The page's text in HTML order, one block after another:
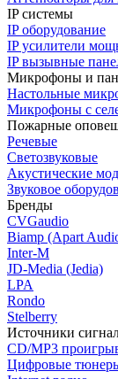
IP системы
IP оборудование
IP усилители
IP вызывные
Микрофоны и
Настольные
Микрофоны с
Пожарные
Речевые
Светозвуковые
Акустические
Звуковое
Бренды
CVGaudio
Biamp (Apart
Inter-M
JD-Media (Jedia)
LPA
Rondo
Stelberry
Источники
CD/MP3
Цифровые